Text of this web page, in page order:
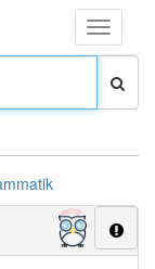
Toggle